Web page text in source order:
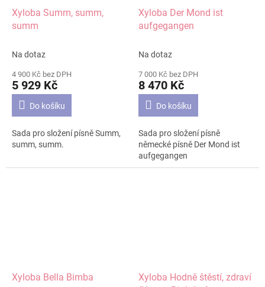
Xyloba Summ, summ,
summ
Na dotaz
4 900 Kč bez DPH
5 929 Kč
Do košíku
Sada pro složení písně Summ,
summ, summ.
Xyloba Der Mond ist
aufgegangen
Na dotaz
7 000 Kč bez DPH
8 470 Kč
Do košíku
Sada pro složení písně
německé písně Der Mond ist
aufgegangen
Xyloba Bella Bimba
Xyloba Hodně štěstí, zdraví